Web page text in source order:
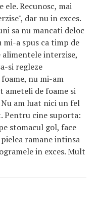
ele. Recunosc, mai
dar nu in exces.
sa nu mancati deloc
a spus ca timp de
alimentele interzise,
si regleze
nu mi-am
ameteli de foame si
am luat nici un fel
Pentru cine suporta:
stomacul gol, face
ramane intinsa
in exces. Mult